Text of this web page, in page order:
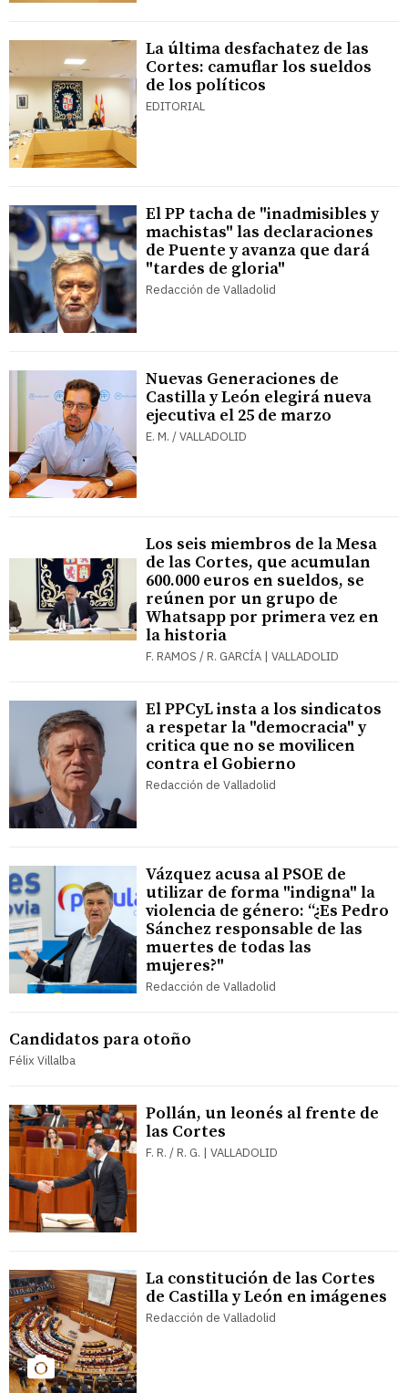
La última desfachatez de las
Cortes: camuflar los sueldos
de los políticos
EDITORIAL
El PP tacha de "inadmisibles y
machistas" las declaraciones
de Puente y avanza que dará
"tardes de gloria"
Redacción de Valladolid
Nuevas Generaciones de
Castilla y León elegirá nueva
ejecutiva el 25 de marzo
E. M. / VALLADOLID
Los seis miembros de la Mesa
de las Cortes, que acumulan
600.000 euros en sueldos, se
reúnen por un grupo de
Whatsapp por primera vez en
la historia
F. RAMOS / R. GARCÍA | VALLADOLID
El PPCyL insta a los sindicatos
a respetar la "democracia" y
critica que no se movilicen
contra el Gobierno
Redacción de Valladolid
Vázquez acusa al PSOE de
utilizar de forma "indigna" la
violencia de género: “¿Es Pedro
Sánchez responsable de las
muertes de todas las
mujeres?"
Redacción de Valladolid
Candidatos para otoño
Félix Villalba
Pollán, un leonés al frente de
las Cortes
F. R. / R. G. | VALLADOLID
La constitución de las Cortes
de Castilla y León en imágenes
Redacción de Valladolid